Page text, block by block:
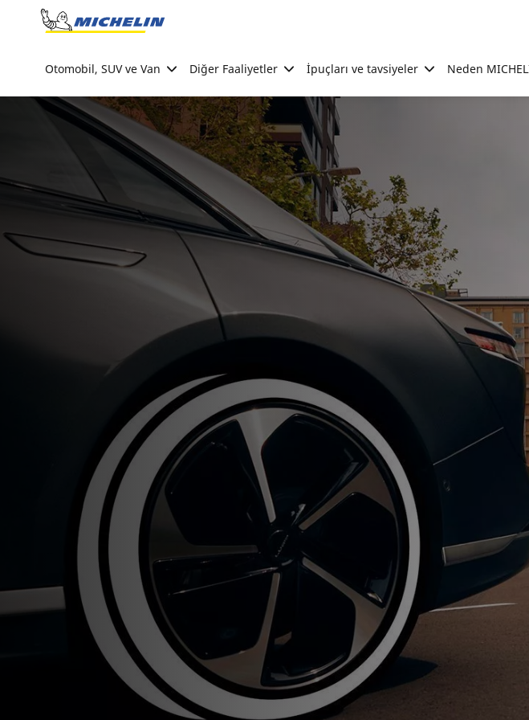
Go to page content
Otomobil, SUV ve Van Diğer Faaliyetler İpuçları ve tavsiyeler Neden